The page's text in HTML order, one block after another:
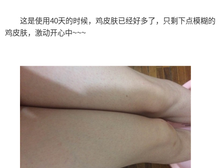
这是使用40天的时候，鸡皮肤已经好多了，只剩下点模糊的
鸡皮肤，激动开心中~~~